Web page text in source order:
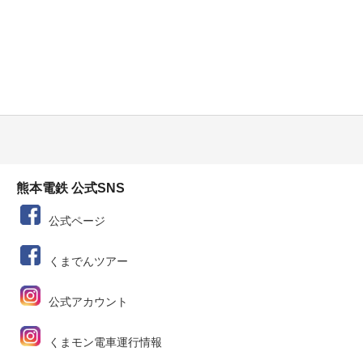
熊本電鉄 公式SNS
公式ページ
くまでんツアー
公式アカウント
くまモン電車運行情報